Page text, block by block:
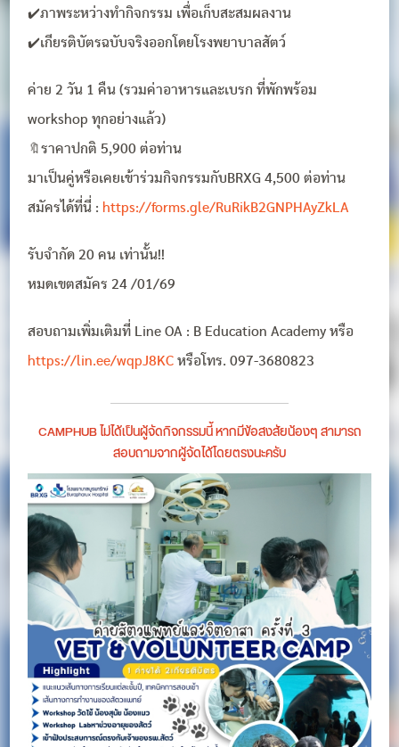
✔️ภาพระหว่างทำกิจกรรม เพื่อเก็บสะสมผลงาน
✔️เกียรติบัตรฉบับจริงออกโดยโรงพยาบาลสัตว์
ค่าย 2 วัน 1 คืน (รวมค่าอาหารและเบรก ที่พักพร้อม
workshop ทุกอย่างแล้ว)
🔖ราคาปกติ 5,900 ต่อท่าน
มาเป็นคู่หรือเคยเข้าร่วมกิจกรรมกับBRXG 4,500 ต่อท่าน
สมัครได้ที่นี่ : https://forms.gle/RuRikB2GNPHAyZkLA
รับจำกัด 20 คน เท่านั้น!!
หมดเขตสมัคร 24 /01/69
สอบถามเพิ่มเติมที่ Line OA : B Education Academy หรือ
https://lin.ee/wqpJ8KC หรือโทร. 097-3680823
CAMPHUB ไม่ได้เป็นผู้จัดกิจกรรมนี้ หากมีข้อสงสัยน้องๆ สามารถ
สอบถามจากผู้จัดได้โดยตรงนะครับ